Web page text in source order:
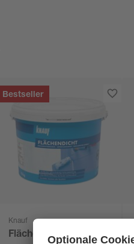
Bestseller
Knauf
Flächendicht 10 kg